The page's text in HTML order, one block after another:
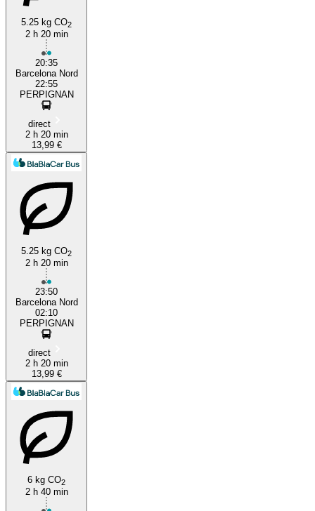
5.25 kg CO2
2 h 20 min
20:35
Barcelona Nord
22:55
PERPIGNAN
direct
2 h 20 min
13,99 €
5.25 kg CO2
2 h 20 min
23:50
Barcelona Nord
02:10
PERPIGNAN
direct
2 h 20 min
13,99 €
6 kg CO2
2 h 40 min